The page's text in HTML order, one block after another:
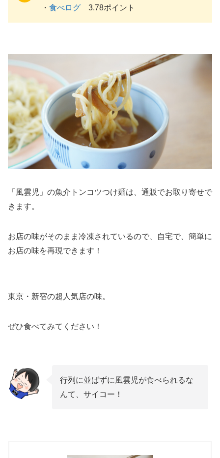
・ 食べログ 3.78ポイント
「風雲児」の魚介トンコツつけ麺は、通販でお取り寄せで
きます。
お店の味がそのまま冷凍されているので、自宅で、簡単に
お店の味を再現できます！
東京・新宿の超人気店の味。
ぜひ食べてみてください！
行列に並ばずに風雲児が食べられるな
んて、サイコー！